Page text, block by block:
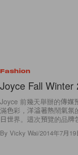
Fashion
Joyce Fall Winter
Joyce 前幾天舉辦的傳媒
滿色彩，洋溢著熱鬧氣氛
日世界。這次預覽的品牌
By Vicky Wai/2014年7月19